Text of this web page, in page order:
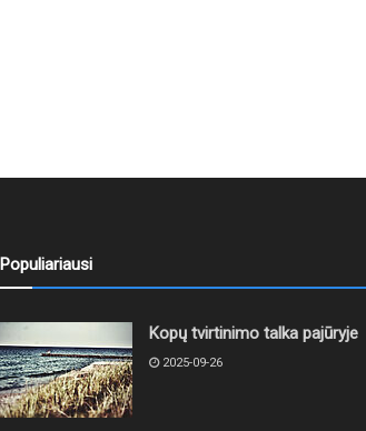
Populiariausi
Kopų tvirtinimo talka pajūryje
2025-09-26